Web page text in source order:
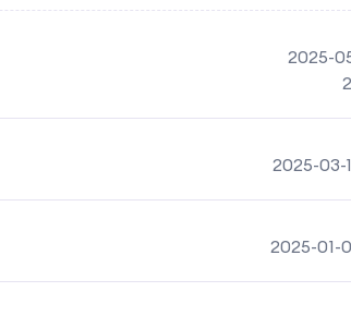
2025-
2025-03-
2025-01-